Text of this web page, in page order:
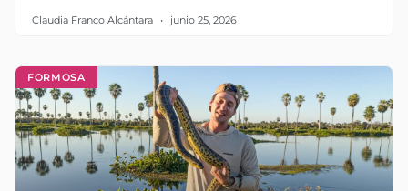
Claudia Franco Alcántara junio 25, 2026
FORMOSA